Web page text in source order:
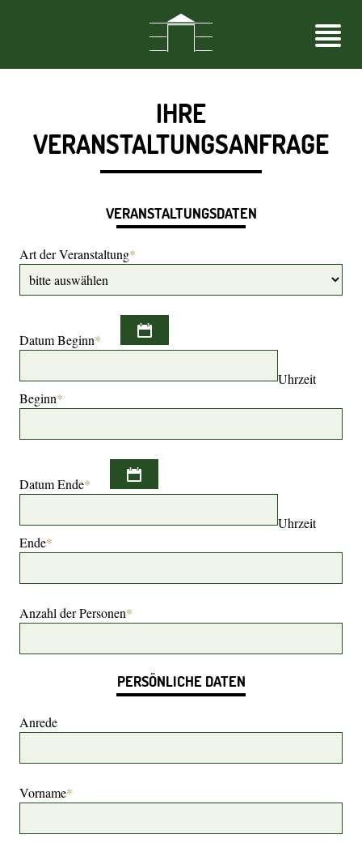
IHRE
VERANSTALTUNGSANFRAGE
VERANSTALTUNGSDATEN
Art der Veranstaltung*
Datum Beginn*
Uhrzeit
Beginn*
Datum Ende*
Uhrzeit
Ende*
Anzahl der Personen*
PERSÖNLICHE DATEN
Anrede
Vorname*